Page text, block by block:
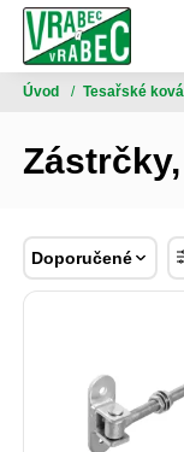
Úvod / Tesařské
Doporučené